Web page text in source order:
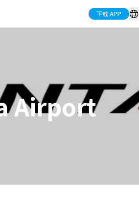
下載 APP
Airport